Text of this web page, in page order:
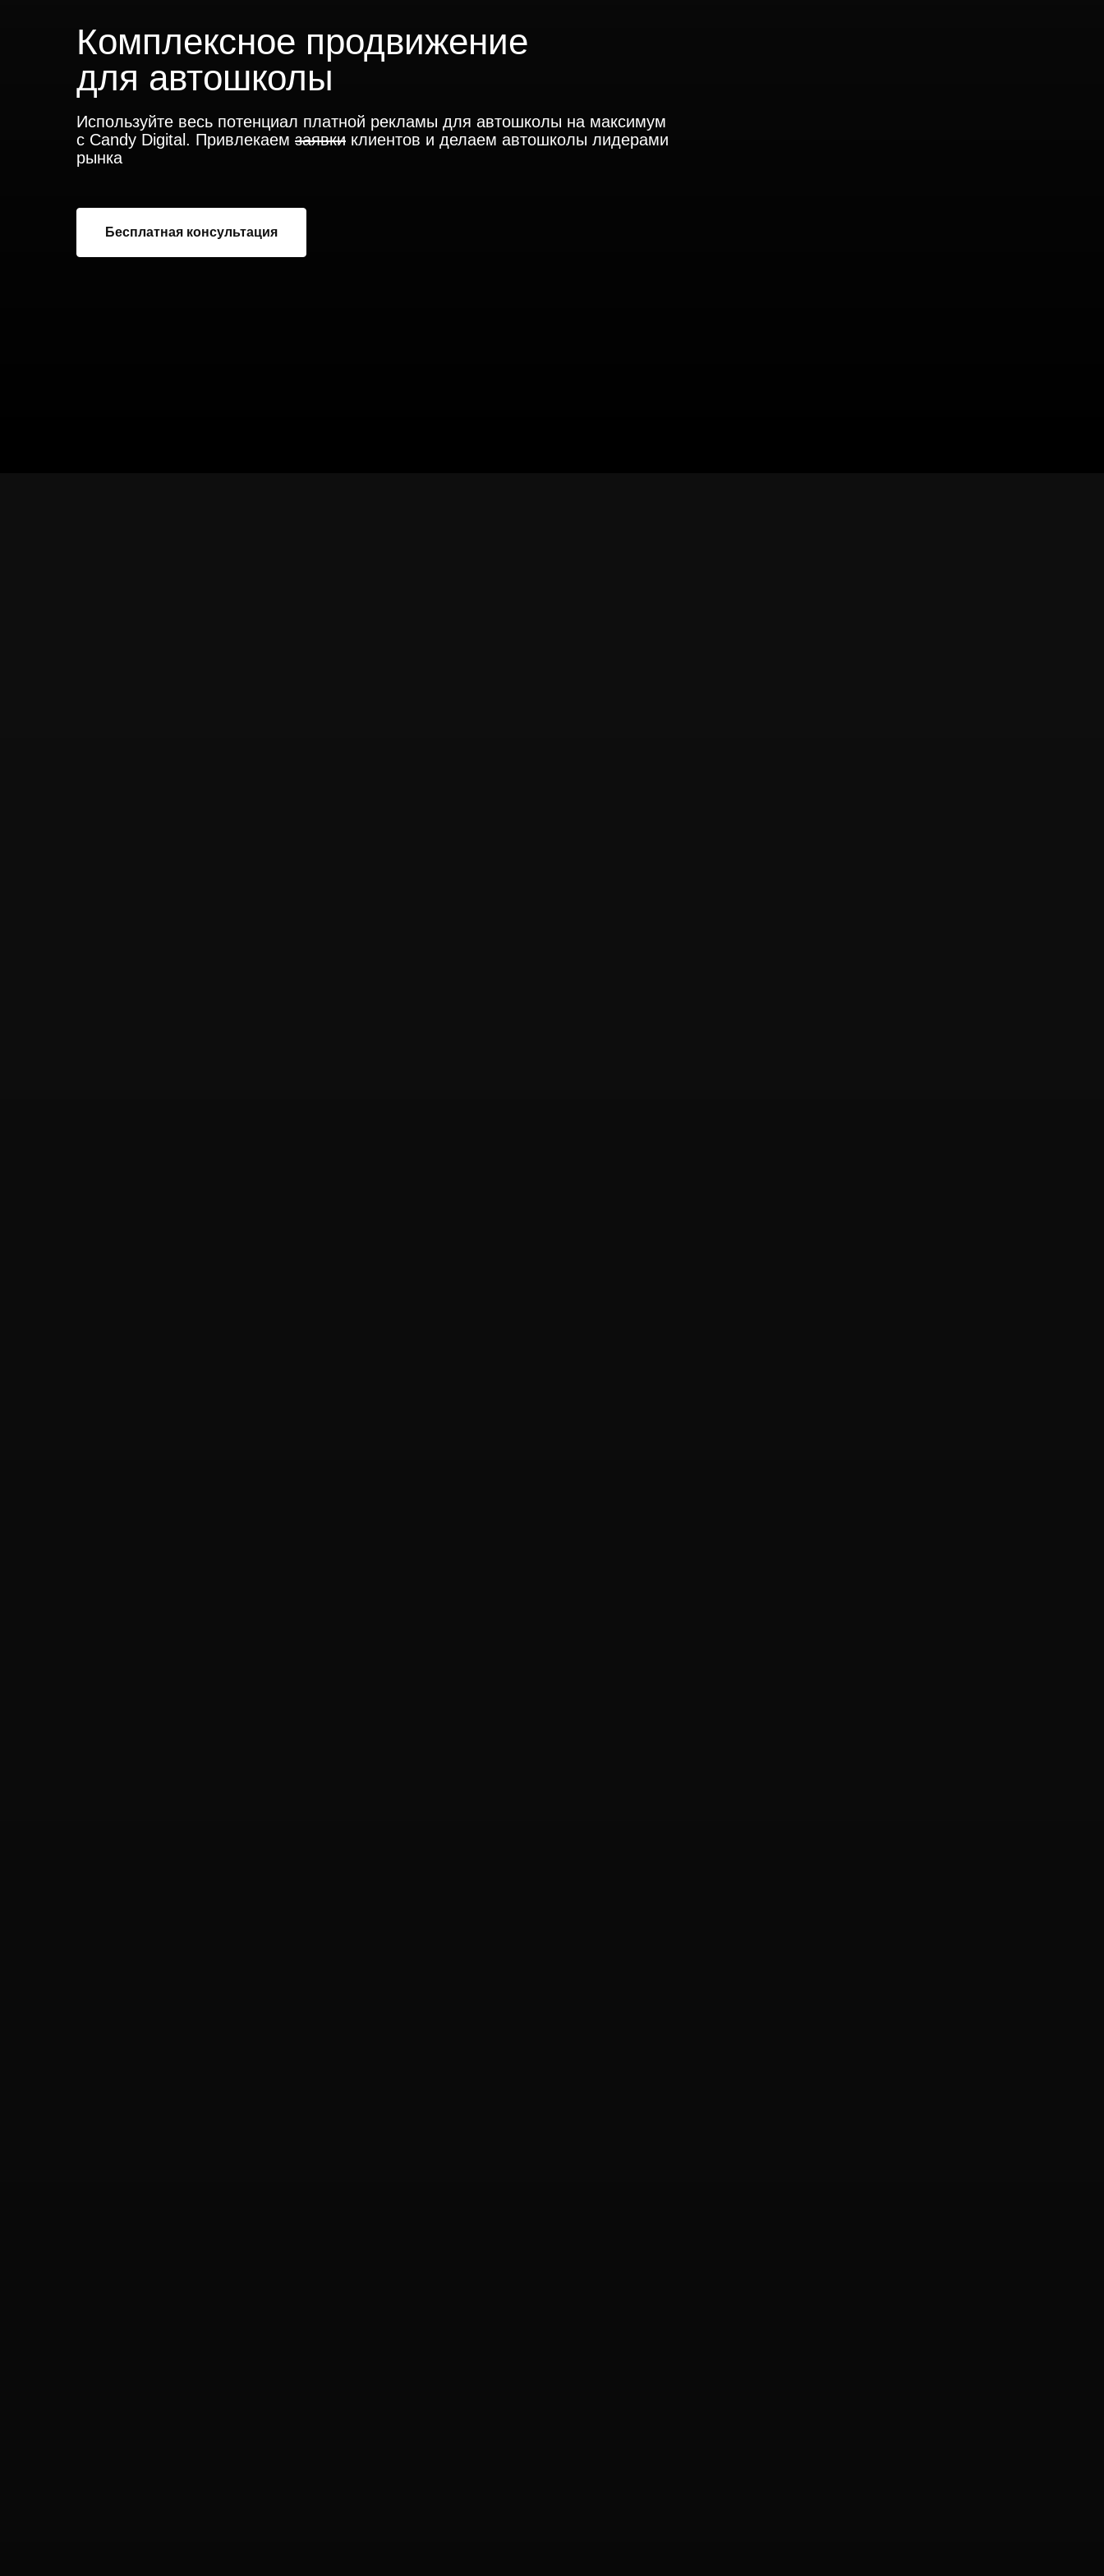
Используйте весь потенциал платной рекламы для автошколы на максимум
с Candy Digital. Привлекаем заявки клиентов и делаем автошколы лидерами
рынка
Комплексное продвижение
для автошколы
Бесплатная консультация